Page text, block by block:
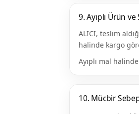
9. Ayıplı Ürün
ALICI, teslim
halinde kargo
Ayıplı mal
10. Mücbir